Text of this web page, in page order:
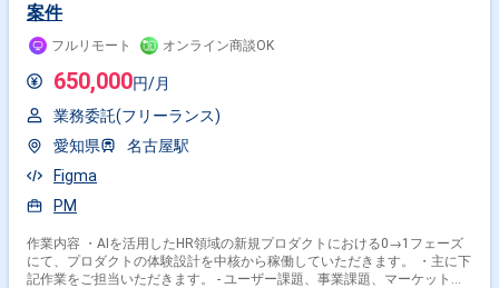
案件
フルリモート オンライン商談OK
650,000円/月
業務委託(フリーランス)
愛知県
名古屋駅
Figma
PM
作業内容 ・AIを活用したHR領域の新規プロダクトにおける0→1フェーズ
にて、プロダクトの体験設計を中核から稼働していただきます。 ・主に下
記作業をご担当いただきます。 - ユーザー課題、事業課題、マーケット仮